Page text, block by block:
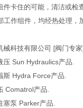
件卡住的可能，清洁或检
工作组件，均经热处理，
械科技有限公司 [阀门专
压 Sun Hydraulics产品.
斯 Hydra Force产品.
Comatrol产品.
塞泵 Parker产品.